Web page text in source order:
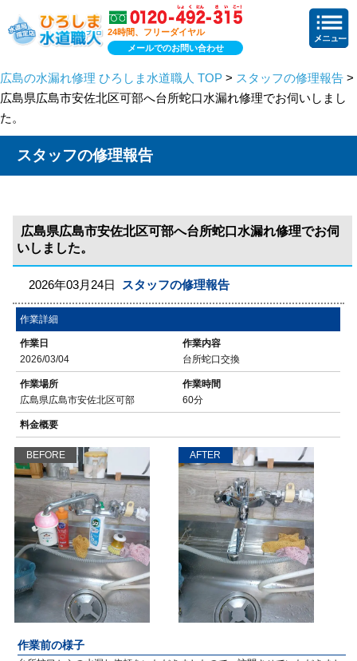
24時間、フリーダイヤル
メールでのお問い合わせ
広島の水漏れ修理 ひろしま水道職人 TOP > スタッフの修理報告 >
広島県広島市安佐北区可部へ台所蛇口水漏れ修理でお伺いしまし
た。
スタッフの修理報告
広島県広島市安佐北区可部へ台所蛇口水漏れ修理でお伺
いしました。
2026年03月24日 スタッフの修理報告
作業詳細
作業日
2026/03/04
作業内容
台所蛇口交換
作業場所
広島県広島市安佐北区可部
作業時間
60分
料金概要
BEFORE AFTER
作業前の様子